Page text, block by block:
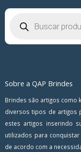
produtos
Sobre a QAP Brindes
Brindes são artigos como
diversos tipos de artigos
estes artigos inserindo
utilizados para
de acordo com a